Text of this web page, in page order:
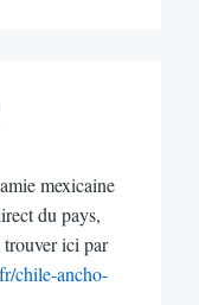
mexicaine
du pays,
ici par
chile-ancho-